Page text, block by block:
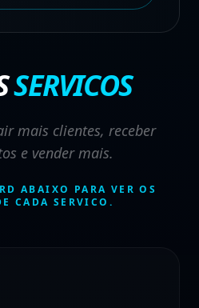
SERVICOS
mais clientes, receber
e vender mais.
ABAIXO PARA VER OS
CADA SERVICO.